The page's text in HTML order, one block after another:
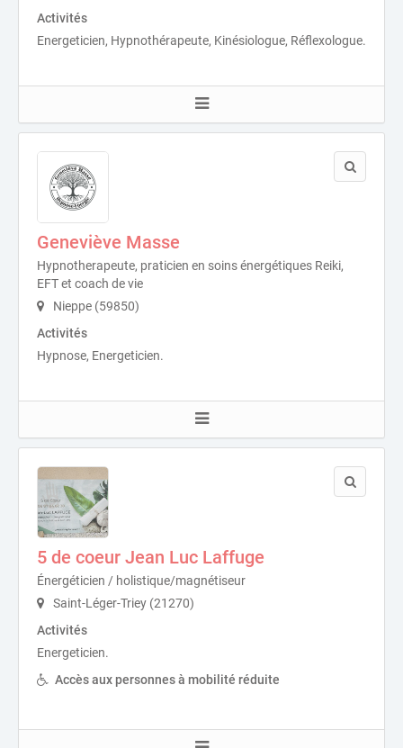
Activités
Energeticien, Hypnothérapeute, Kinésiologue, Réflexologue.
Geneviève Masse
Hypnotherapeute, praticien en soins énergétiques Reiki,
EFT et coach de vie
Nieppe (59850)
Activités
Hypnose, Energeticien.
5 de coeur Jean Luc Laffuge
Énergéticien / holistique/magnétiseur
Saint-Léger-Triey (21270)
Activités
Energeticien.
Accès aux personnes à mobilité réduite